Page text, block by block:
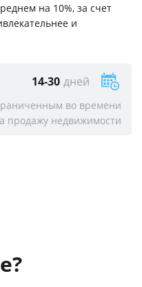
на 10%, за счет
и
14-30 дней
во времени
продажу недвижимости